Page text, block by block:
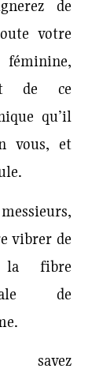
de
votre
de ce
qu’il
vous, et
vibrer de
la fibre
de